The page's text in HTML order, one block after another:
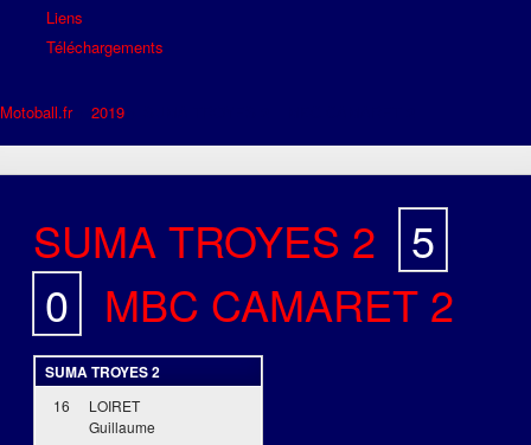
Liens
Téléchargements
Motoball.fr> 2019
SUMA TROYES 2 5
0
MBC CAMARET 2
SUMA TROYES 2
16
LOIRET
Guillaume